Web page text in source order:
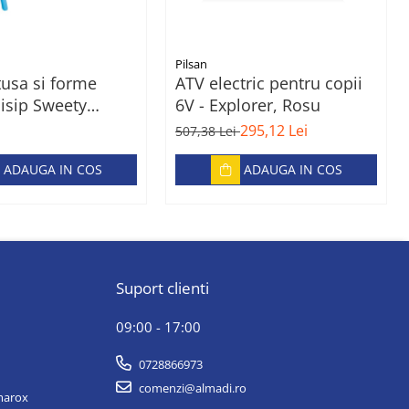
si forme
Sweety
ADAUGA IN COS
Pilsan
ATV electric pentru copii
6V - Explorer, Rosu
507,38 Lei295,12 Lei
ADAUGA IN COS
Suport clienti
09:00 - 17:00
0728866973
comenzi@almadi.ro